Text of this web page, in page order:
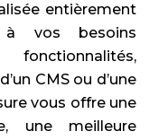
entièrement
à vos besoins
CMS ou d’une
vous offre une
une meilleure